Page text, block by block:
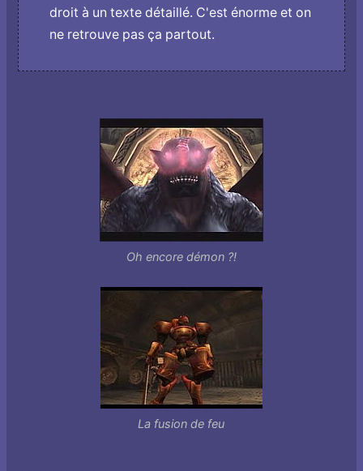
droit à un texte détaillé. C'est énorme et o­n
ne retrouve pas ça partout.
Oh encore démon ?!
La fusion de feu